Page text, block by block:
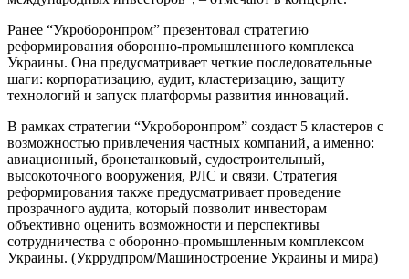
Ранее “Укроборонпром” презентовал стратегию
реформирования оборонно-промышленного комплекса
Украины. Она предусматривает четкие последовательные
шаги: корпоратизацию, аудит, кластеризацию, защиту
технологий и запуск платформы развития инноваций.
В рамках стратегии “Укроборонпром” создаст 5 кластеров с
возможностью привлечения частных компаний, а именно:
авиационный, бронетанковый, судостроительный,
высокоточного вооружения, РЛС и связи. Стратегия
реформирования также предусматривает проведение
прозрачного аудита, который позволит инвесторам
объективно оценить возможности и перспективы
сотрудничества с оборонно-промышленным комплексом
Украины. (Укррудпром/Машиностроение Украины и мира)